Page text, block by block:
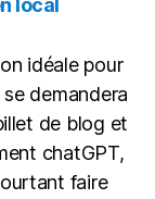
idéale pour
demandera
de blog et
chatGPT,
faire